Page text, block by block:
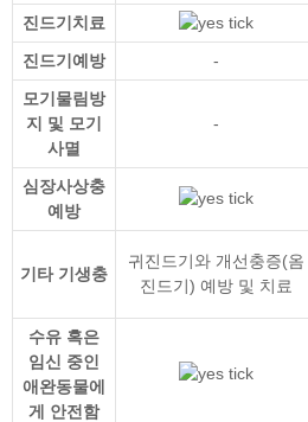
진드기치료
진드기예방
-
모기물림방
지 및 모기
사멸
-
심장사상충
예방
기타 기생충
귀진드기와 개선충증(옴
진드기) 예방 및 치료
수유 혹은
임신 중인
애완동물에
게 안전함